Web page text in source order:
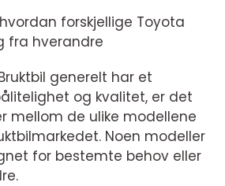
forskjellige Toyota
fra hverandre
generelt har et
og kvalitet, er det
mellom de ulike modellene
Noen modeller
for bestemte behov eller